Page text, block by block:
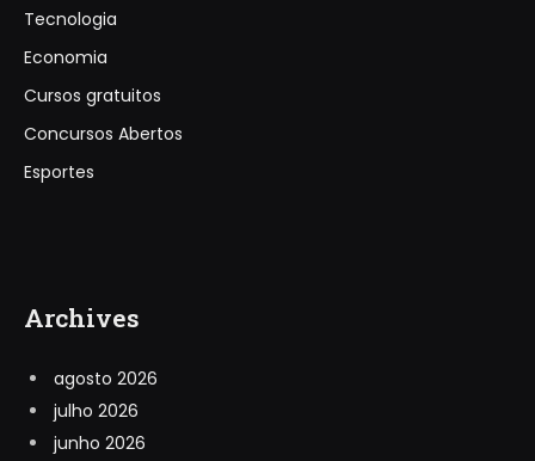
Tecnologia
Economia
Cursos gratuitos
Concursos Abertos
Esportes
Archives
agosto 2026
julho 2026
junho 2026